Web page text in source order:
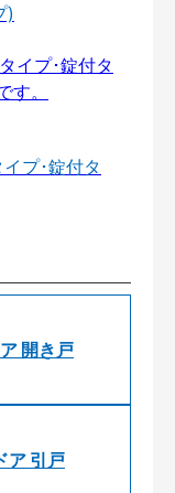
)
プ･錠付タ
開き戸
ア 引戸